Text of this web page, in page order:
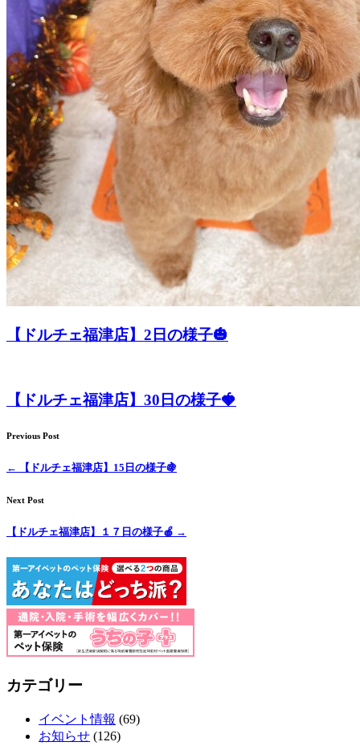
【ドルチェ福津店】2日の様子🎃
【ドルチェ福津店】30日の様子🍓
Previous Post
← 【ドルチェ福津店】15日の様子🍇
Next Post
【ドルチェ福津店】１７日の様子🍎 →
カテゴリー
イベント情報 (69)
お知らせ (126)